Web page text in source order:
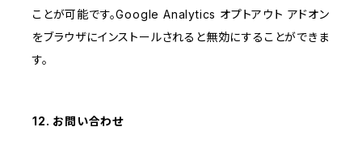
ことが可能です。Google Analytics オプトアウト アドオン
をブラウザにインストールされると無効にすることができま
す。
12. お問い合わせ